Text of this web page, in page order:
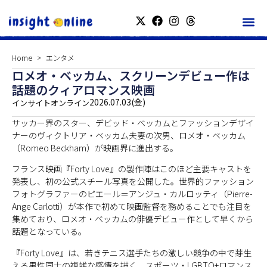
Home エンタメ
ロメオ・ベッカム、スクリーンデビュー作は
話題のクィアロマンス映画
インサイトオンライン2026.07.03(金)
サッカー界のスター、デビッド・ベッカムとファッションデザイ
ナーのヴィクトリア・ベッカム夫妻の次男、ロメオ・ベッカム
（Romeo Beckham）が映画界に進出する。
フランス映画『Forty Love』の製作陣はこのほど主要キャストを
発表し、初の公式スチール写真を公開した。世界的ファッション
フォトグラファーのピエール＝アンジュ・カルロッティ（Pierre-
Ange Carlotti）が本作で初めて映画監督を務めることでも注目を
集めており、ロメオ・ベッカムの俳優デビュー作として早くから
話題となっている。
『Forty Love』は、若きテニス選手たちの激しい競争の中で芽生